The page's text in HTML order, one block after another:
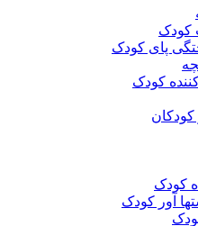
کودک
پای کودک
کودک
کودک
آور کودک